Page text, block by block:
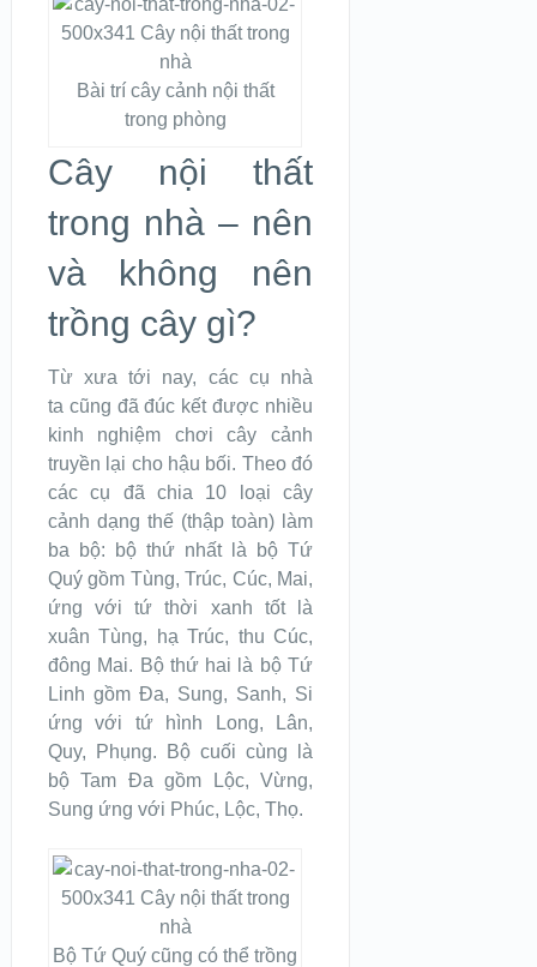
Bài trí cây cảnh nội thất
trong phòng
Cây nội thất
trong nhà – nên
và không nên
trồng cây gì?
Từ xưa tới nay, các cụ nhà
ta cũng đã đúc kết được nhiều
kinh nghiệm chơi cây cảnh
truyền lại cho hậu bối. Theo đó
các cụ đã chia 10 loại cây
cảnh dạng thế (thập toàn) làm
ba bộ: bộ thứ nhất là bộ Tứ
Quý gồm Tùng, Trúc, Cúc, Mai,
ứng với tứ thời xanh tốt là
xuân Tùng, hạ Trúc, thu Cúc,
đông Mai. Bộ thứ hai là bộ Tứ
Linh gồm Đa, Sung, Sanh, Si
ứng với tứ hình Long, Lân,
Quy, Phụng. Bộ cuối cùng là
bộ Tam Đa gồm Lộc, Vừng,
Sung ứng với Phúc, Lộc, Thọ.
Bộ Tứ Quý cũng có thể trồng